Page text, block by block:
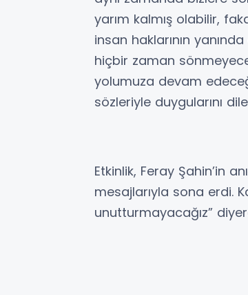
yarım kalmış olabilir,
insan haklarının
hiçbir zaman
yolumuza devam
sözleriyle duygularını
Etkinlik, Feray Şahin’in
mesajlarıyla sona erdi.
unutturmayacağız”